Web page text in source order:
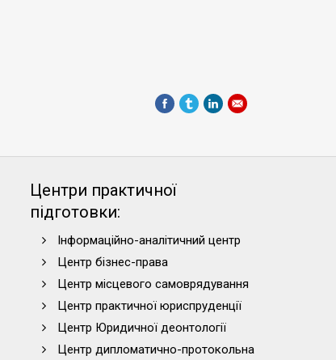
Центри практичної
підготовки:
Інформаційно-аналітичний центр
Центр бізнес-права
Центр місцевого самоврядування
Центр практичної юриспруденції
Центр Юридичної деонтології
Центр дипломатично-протокольна